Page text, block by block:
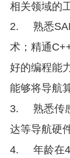
相关领域的
2.
熟悉
术；精通
好的编程能
能够将导航
3.
熟悉传
达等导航硬
4.
年龄在